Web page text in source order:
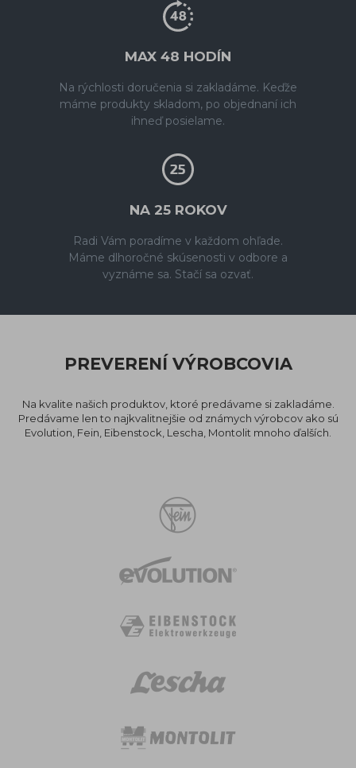
MAX 48 HODÍN
Na rýchlosti doručenia si zakladáme. Keďže
máme produkty skladom, po objednaní ich
ihneď posielame.
NA 25 ROKOV
Radi Vám poradíme v každom ohľade.
Máme dlhoročné skúsenosti v odbore a
vyznáme sa. Stačí sa ozvať.
PREVERENÍ VÝROBCOVIA
Na kvalite našich produktov, ktoré predávame si zakladáme.
Predávame len to najkvalitnejšie od známych výrobcov ako sú
Evolution, Fein, Eibenstock, Lescha, Montolit mnoho ďalších.